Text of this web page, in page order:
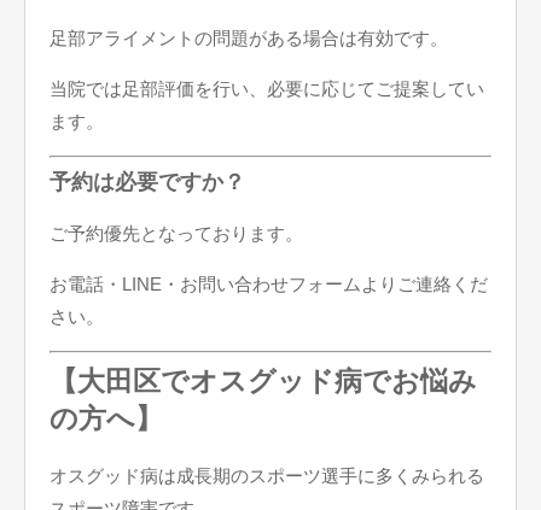
足部アライメントの問題がある場合は有効です。
当院では足部評価を行い、必要に応じてご提案してい
ます。
予約は必要ですか？
ご予約優先となっております。
お電話・LINE・お問い合わせフォームよりご連絡くだ
さい。
【大田区でオスグッド病でお悩み
の方へ】
オスグッド病は成長期のスポーツ選手に多くみられる